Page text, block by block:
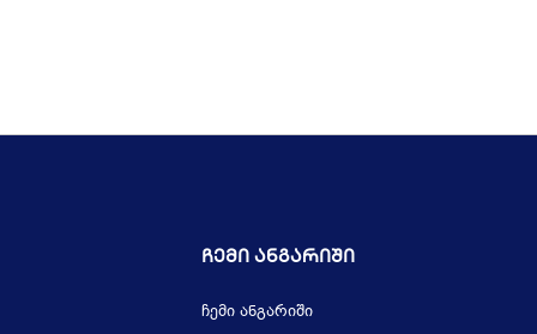
Ჩემი Ანგარიში
ჩემი ანგარიში